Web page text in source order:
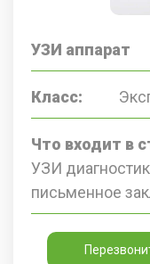
УЗИ аппарат
Класс:
Что входит в
УЗИ
письменное